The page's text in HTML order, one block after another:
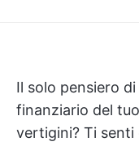
Il solo pensiero
finanziario del
vertigini? Ti senti